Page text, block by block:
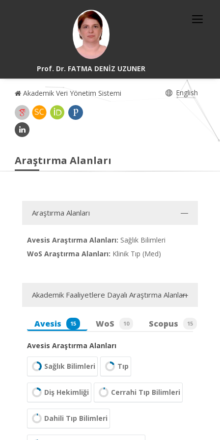
Prof. Dr. FATMA DENİZ UZUNER
Akademik Veri Yönetim Sistemi English
Araştırma Alanları
Araştırma Alanları
Avesis Araştırma Alanları: Sağlık Bilimleri
WoS Araştırma Alanları: Klinik Tıp (Med)
Akademik Faaliyetlere Dayalı Araştırma Alanları
Avesis 15 WoS 10 Scopus 15
Avesis Araştırma Alanları
Sağlık Bilimleri Tıp
Diş Hekimliği Cerrahi Tıp Bilimleri
Dahili Tıp Bilimleri